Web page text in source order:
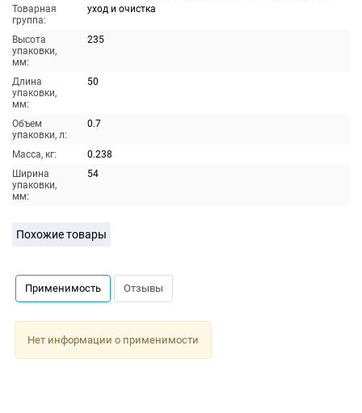
Товарная
группа:
уход и очистка
Высота
упаковки,
мм:
235
Длина
упаковки,
мм:
50
Объем
упаковки, л:
0.7
Масса, кг:
0.238
Ширина
упаковки,
мм:
54
Похожие товары
Применимость Отзывы
Нет информации о применимости